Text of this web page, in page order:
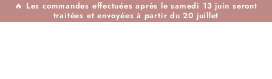
IGNORER LE
CONTENU
🔥 Les commandes effectuées après le samedi 13 juin seront
traitées et envoyées à partir du 20 juillet